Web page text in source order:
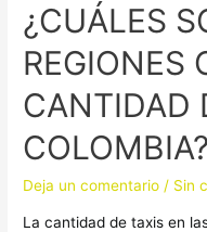
¿CUÁLES
REGIONES
CANTIDAD
COLOMBIA?
Deja un comentario / Sin
La cantidad de taxis en
LAS
REGIONES
CON
MAYOR
CANTIDAD
TAXIS
COLOMBIA?